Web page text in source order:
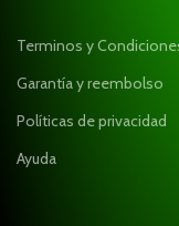
Terminos y
Garantía y reembolso
Políticas de privacidad
Ayuda